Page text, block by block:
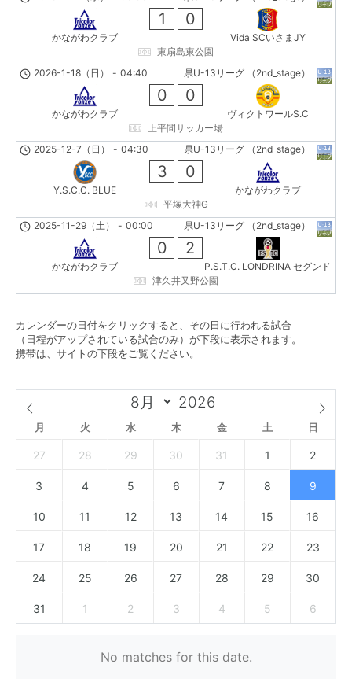
かながわクラブ
1 0
Vida SCいさまJY
東扇島東公園
県U-13リーグ （2nd_stage）
2026-1-18（日） - 04:40
かながわクラブ
0 0
ヴィクトワールS.C
上平間サッカー場
県U-13リーグ （2nd_stage）
2025-12-7（日） - 04:30
Y.S.C.C. BLUE
3 0
かながわクラブ
平塚大神G
県U-13リーグ （2nd_stage）
2025-11-29（土） - 00:00
かながわクラブ
0 2
P.S.T.C. LONDRINA セグンド
津久井又野公園
カレンダーの日付をクリックすると、その日に行われる試合
（日程がアップされている試合のみ）が下段に表示されます。
携帯は、サイトの下段をご覧ください。
月 火 水 木 金 土 日
27 28 29 30 31 1 2
3 4 5 6 7 8 9
10 11 12 13 14 15 16
17 18 19 20 21 22 23
24 25 26 27 28 29 30
31 1 2 3 4 5 6
No matches for this date.